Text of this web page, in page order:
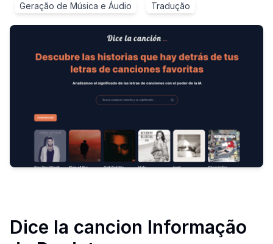
Geração de Música e Áudio Tradução
Dice la cancion Informação